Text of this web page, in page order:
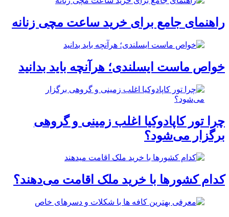
راهنمای جامع برای خرید ساعت مچی زنانه
خواص ماست ایسلندی؛ هرآنچه باید بدانید
چرا تور کاپادوکیا اغلب زمینی و گروهی
برگزار می‌شود؟
کدام کشورها با خرید ملک اقامت می‌دهند؟